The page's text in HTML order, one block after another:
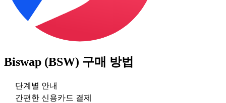
Biswap (BSW) 구매 방법
단계별 안내
간편한 신용카드 결제